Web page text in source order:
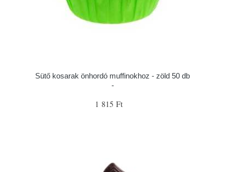
Sütő kosarak önhordó muffinokhoz - zöld 50 db
-
1 815 Ft